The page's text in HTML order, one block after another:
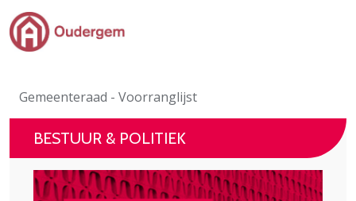
Ga naar de hoofdinhoud
Evenementen & Verenigingen
eLoket
Leven in Oudergem
Gemeenteraad - Voorranglijst
BESTUUR & POLITIEK